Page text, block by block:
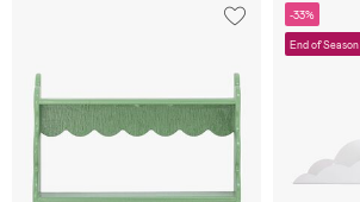
-33%
End of Season